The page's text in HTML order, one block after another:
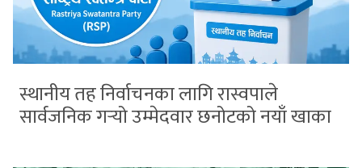
स्थानीय तह निर्वाचनका लागि रास्वपाले
सार्वजनिक गर्‍यो उम्मेदवार छनोटको नयाँ खाका